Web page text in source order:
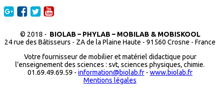
© 2018 - BIOLAB – PHYLAB – MOBILAB & MOBISKOOL
24 rue des Bâtisseurs - ZA de la Plaine Haute - 91560 Crosne - France
Votre fournisseur de mobilier et matériel didactique pour
l'enseignement des sciences : svt, sciences physiques, chimie.
01.69.49.69.59 - information@biolab.fr - www.biolab.fr
Mentions légales